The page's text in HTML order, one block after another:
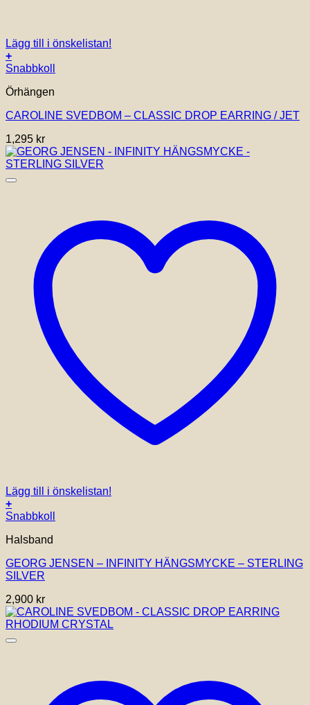
Lägg till i önskelistan!
+
Snabbkoll
Örhängen
CAROLINE SVEDBOM – CLASSIC DROP EARRING / JET
1,295 kr
Lägg till i önskelistan!
+
Snabbkoll
Halsband
GEORG JENSEN – INFINITY HÄNGSMYCKE – STERLING
SILVER
2,900 kr